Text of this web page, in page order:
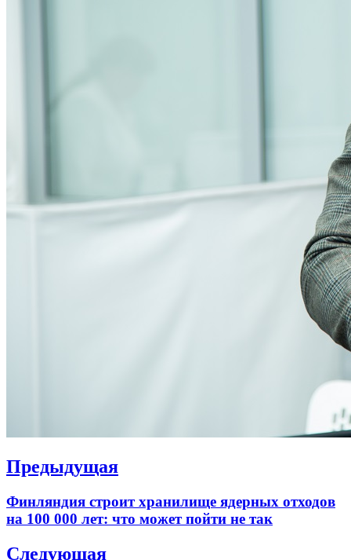
Навигация
записям
Предыдущая
Previous
post:
Финляндия строит хранилище ядерных отходов
на 100 000 лет: что может пойти не так
Следующая